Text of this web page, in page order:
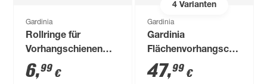
Gardinia
Rollringe für
Vorhangschienen
100 Stück
6,99 €
4Varianten
Gardinia
Gardinia
Flächenvorhangschiene
'Atlanta' 3-läufig
weiss 310 cm
47,99 €